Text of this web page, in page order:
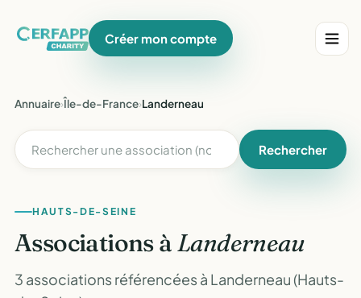
Créer mon compte
Annuaire›Île-de-France›Landerneau
Rechercher
HAUTS-DE-SEINE
Associations àLanderneau
3 associations référencées à Landerneau (Hauts-